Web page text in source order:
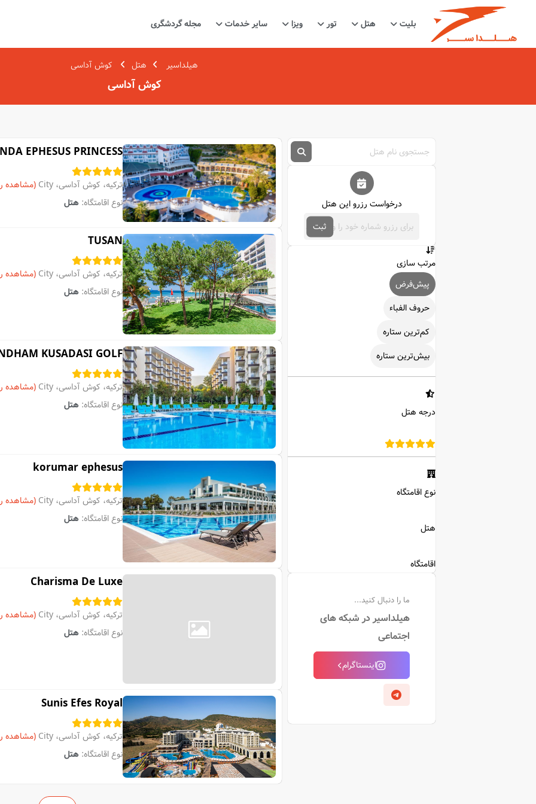
بلیت هتل تور ویزا سایر خدمات مجله گردشگری
هیلداسیر هتل کوش آداسی
کوش آداسی
درخواست رزرو این هتل
ثبت
مرتب سازی
پیش‌فرض
حروف الفباء
کم‌ترین ستاره
بیش‌ترین ستاره
درجه هتل
نوع اقامتگاه
هتل
اقامتگاه
ما را دنبال کنید...
هیلداسیر در شبکه های
اجتماعی
اینستاگرام
EPHESUS PRINCESS
ترکیه، کوش آداسی، City
(مشاهده
نوع اقامتگاه: هتل
TUSAN
ترکیه، کوش آداسی، City
(مشاهده
نوع اقامتگاه: هتل
KUSADASI GOLF
ترکیه، کوش آداسی، City
(مشاهده
نوع اقامتگاه: هتل
korumar ephesus
ترکیه، کوش آداسی، City
(مشاهده
نوع اقامتگاه: هتل
Charisma De Luxe
ترکیه، کوش آداسی، City
(مشاهده
نوع اقامتگاه: هتل
Sunis Efes Royal
ترکیه، کوش آداسی، City
(مشاهده
نوع اقامتگاه: هتل